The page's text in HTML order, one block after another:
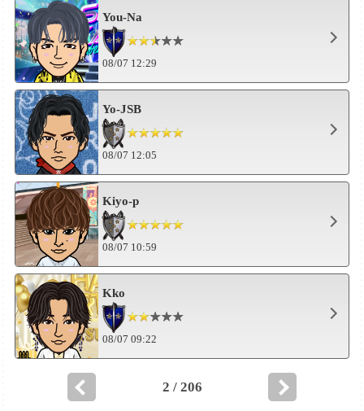
You-Na
08/07 12:29
Yo-JSB
08/07 12:05
Kiyo-p
08/07 10:59
Kko
08/07 09:22
2 / 206